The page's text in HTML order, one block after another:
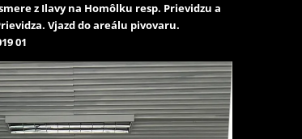
z Ilavy na Homôlku resp. Prievidzu a
Vjazd do areálu pivovaru.
01